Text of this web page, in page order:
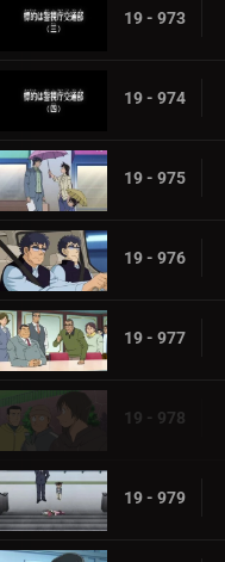
19 - 973
19 - 974
19 - 975
19 - 976
19 - 977
19 - 978
19 - 979